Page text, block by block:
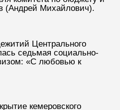
(Андрей Михайлович).
Центрального
седьмая социально-
«С любовью к
кемеровского